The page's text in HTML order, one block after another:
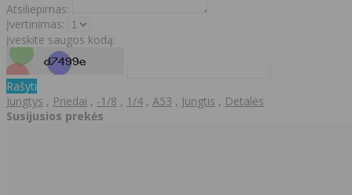
Atsiliepimas:
Įvertinimas:
Įveskite saugos kodą:
Rašyti
Jungtys , Priedai , -1/8 , 1/4 , A53 , Jungtis , Detalės
Susijusios prekės